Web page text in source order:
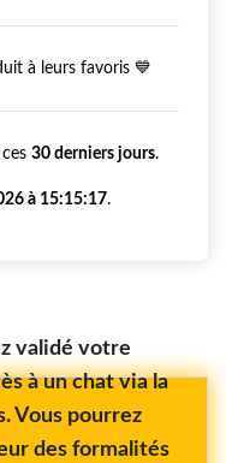
à leurs favoris 💙
30 derniers jours.
à 15:15:17.
validé votre
à un chat via la
Vous pourrez
des formalités